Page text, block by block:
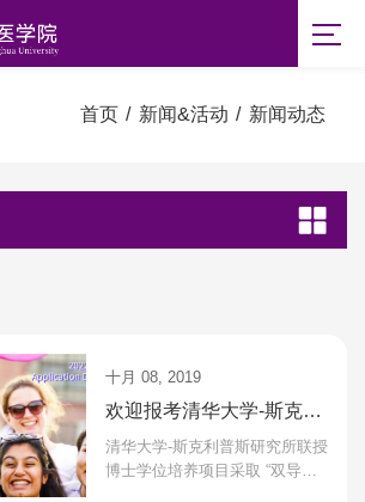
首页 / 新闻&活动 / 新闻动态
十月 08, 2019
欢迎报考清华大学-斯克利
普斯研究所联授博士学位
培养项目
清华大学-斯克利普斯研究所联授
博士学位培养项目采取 “双导师